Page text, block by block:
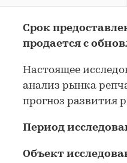
Срок
продается с
Настоящее
анализ рынка
прогноз развития
Период
Объект